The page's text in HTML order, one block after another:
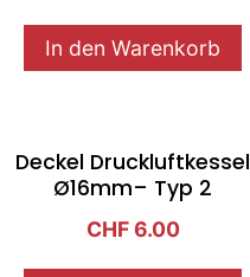
In den Warenkorb
Deckel Druckluftkessel
Ø16mm– Typ 2
CHF6.00